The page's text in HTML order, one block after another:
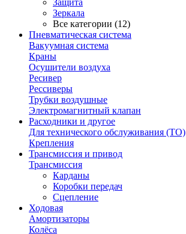
Защита
Зеркала
Все категории (12)
Пневматическая система
Вакуумная система
Краны
Осушители воздуха
Ресивер
Рессиверы
Трубки воздушные
Электромагнитный клапан
Расходники и другое
Для технического обслуживания (ТО)
Крепления
Трансмиссия и привод
Трансмиссия
Карданы
Коробки передач
Сцепление
Ходовая
Амортизаторы
Колёса